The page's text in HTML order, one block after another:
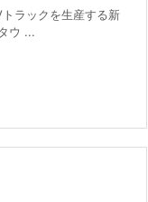
ラックを生産する新
ウ ...